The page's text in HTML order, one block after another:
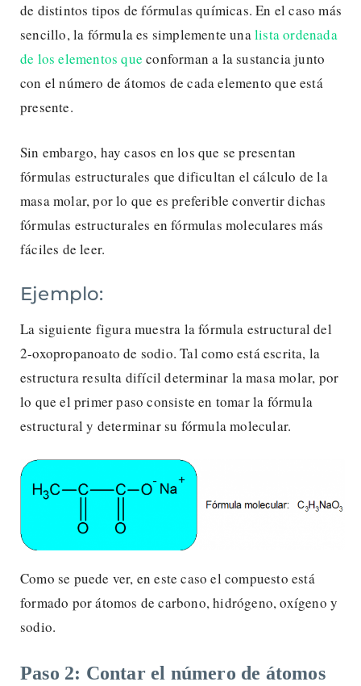
de distintos tipos de fórmulas químicas. En el caso más
sencillo, la fórmula es simplemente unalista ordenada
de los elementos que conforman a la sustancia junto
con el número de átomos de cada elemento que está
presente.
Sin embargo, hay casos en los que se presentan
fórmulas estructurales que dificultan el cálculo de la
masa molar, por lo que es preferible convertir dichas
fórmulas estructurales en fórmulas moleculares más
fáciles de leer.
Ejemplo:
La siguiente figura muestra la fórmula estructural del
2-oxopropanoato de sodio. Tal como está escrita, la
estructura resulta difícil determinar la masa molar, por
lo que el primer paso consiste en tomar la fórmula
estructural y determinar su fórmula molecular.
Como se puede ver, en este caso el compuesto está
formado por átomos de carbono, hidrógeno, oxígeno y
sodio.
Paso 2: Contar el número de átomos